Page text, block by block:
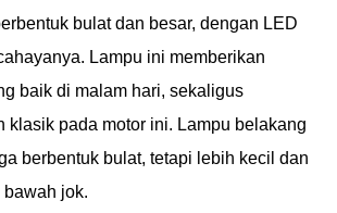
bulat dan besar, dengan LED
Lampu ini memberikan
baik di malam hari, sekaligus
klasik pada motor ini. Lampu belakang
berbentuk bulat, tetapi lebih kecil dan
jok.